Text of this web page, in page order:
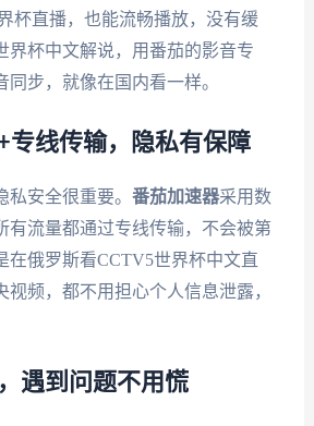
杯直播，也能流畅播放，没有缓
界杯中文解说，用番茄的影音专
步，就像在国内看一样。
专线传输，隐私有保障
安全很重要。 番茄加速器采用数
有流量都通过专线传输，不会被第
在俄罗斯看CCTV5世界杯中文直
频，都不用担心个人信息泄露，
遇到问题不用慌